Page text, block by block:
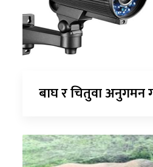
बाघ र चितुवा अनुगमन